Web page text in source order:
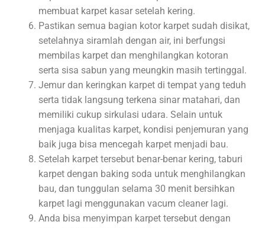
membuat karpet kasar setelah kering.
Pastikan semua bagian kotor karpet sudah disikat,
setelahnya siramlah dengan air, ini berfungsi
membilas karpet dan menghilangkan kotoran
serta sisa sabun yang meungkin masih tertinggal.
Jemur dan keringkan karpet di tempat yang teduh
serta tidak langsung terkena sinar matahari, dan
memiliki cukup sirkulasi udara. Selain untuk
menjaga kualitas karpet, kondisi penjemuran yang
baik juga bisa mencegah karpet menjadi bau.
Setelah karpet tersebut benar-benar kering, taburi
karpet dengan baking soda untuk menghilangkan
bau, dan tunggulan selama 30 menit bersihkan
karpet lagi menggunakan vacum cleaner lagi.
Anda bisa menyimpan karpet tersebut dengan